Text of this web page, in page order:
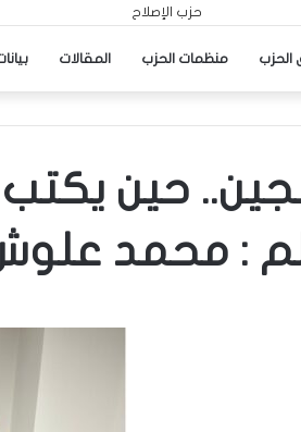
الحزب منظمات الحزب المقالات
حين يكتب
: محمد